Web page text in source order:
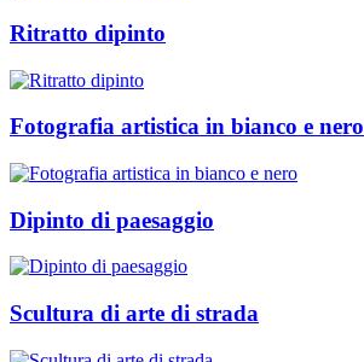
Ritratto dipinto
Fotografia artistica in bianco e nero
Dipinto di paesaggio
Scultura di arte di strada